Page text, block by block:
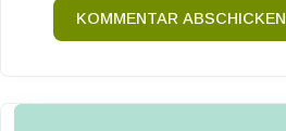
KOMMENTAR ABSCHICKEN